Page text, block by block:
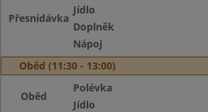
Přesnídávka
Jídlo
Doplněk
Nápoj
Oběd (11:30 - 13:00)
Oběd
Polévka
Jídlo